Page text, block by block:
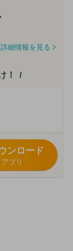
詳細情報を見る
！
ンロード
プリ